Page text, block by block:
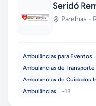
Seridó
Parelhas -
Ambulâncias para Eventos
Ambulâncias de
Ambulâncias de Cuidados
Ambulâncias
+18